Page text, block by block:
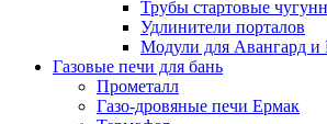
Трубы стартовые
Удлинители порталов
Модули для Авангард и
Газовые печи для бань
Прометалл
Газо-дровяные печи Ермак